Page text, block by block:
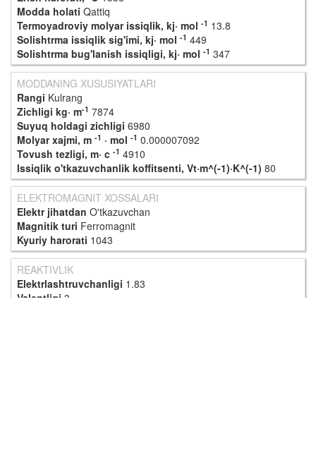
Modda holati Qattiq
Termoyadroviy molyar issiqlik, kj· mol -1 13.8
Solishtrma issiqlik sig'imi, kj· mol -1 449
Solishtrma bug'lanish issiqligi, kj· mol -1 347
MODDANING XUSUSIYATLARI
Rangi Kulrang
Zichligi kg· m-1 7874
Suyuq holdagi zichligi 6980
Molyar xajmi, m -1 · mol -1 0.000007092
Tovush tezligi, m· c -1 4910
Issiqlik o'tkazuvchanlik koffitsenti, Vt·m^(-1)·K^(-1) 80
ELEKTROMAGNIT XOSSALARI
Elektr jihatdan O'tkazuvchan
Magnitik turi Ferromagnit
Kyuriy harorati 1043
REAKTIVLIK
Elektrlashtruvchanligi 1.83
Valentligi 3